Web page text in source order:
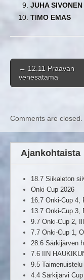
JUHA
TIMO
Post navigation
← 12.11 Praavan
venesatama
Comments are closed.
Ajankohtaista
18.7 Siikaleton
Onki-Cup 2026
16.7 Onki-Cup 4,
13.7 Onki-Cup 3,
9.7 Onki-Cup 2,
7.7 Onki-Cup 1,
28.6 Särkijärven
7.6 IIN
9.5
4.4 Särkijärvi